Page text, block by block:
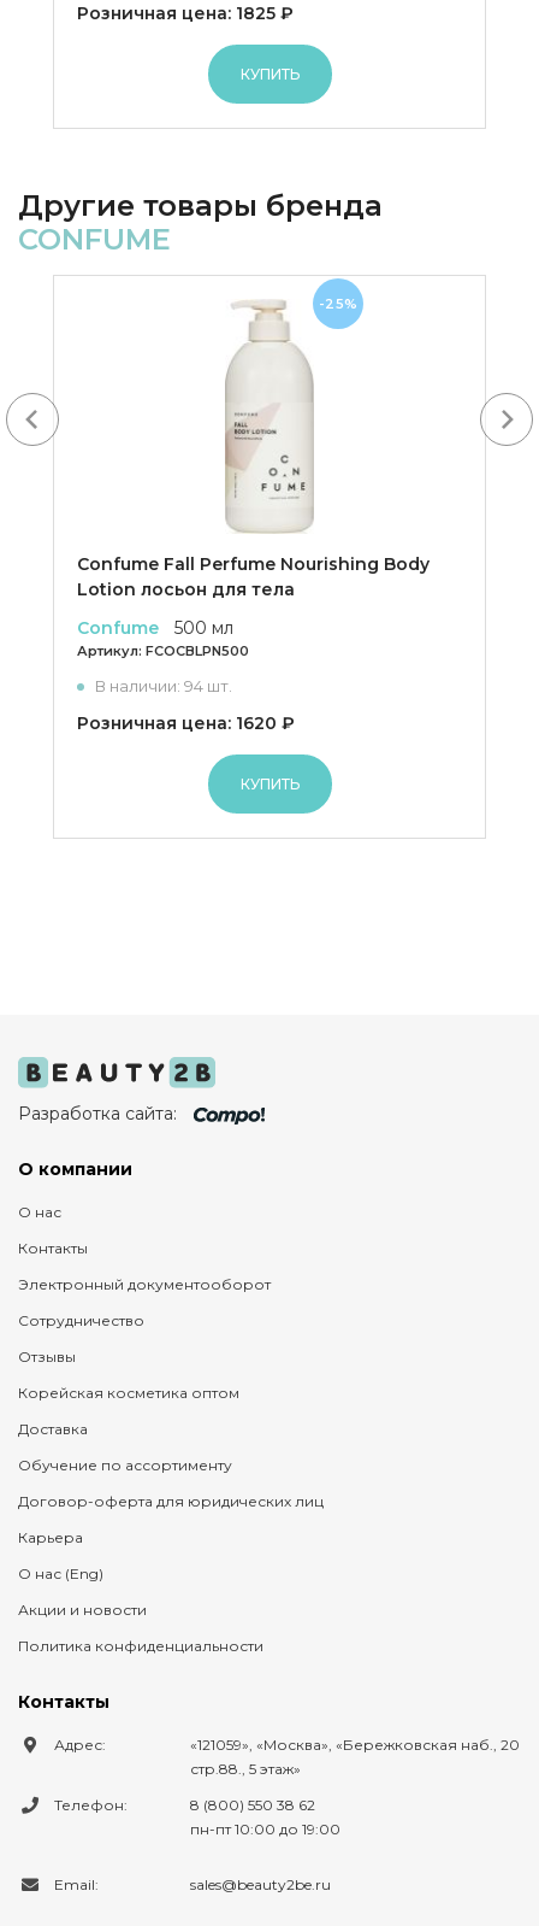
Розничная цена: 1825 ₽
КУПИТЬ
Другие товары бренда
CONFUME
Confume Fall Perfume Nourishing Body
Lotion лосьон для тела
Confume
500 мл
Артикул: FCOCBLPN500
В наличии: 94 шт.
Розничная цена: 1620 ₽
КУПИТЬ
-25%
Разработка сайта:
О компании
О нас
Контакты
Электронный документооборот
Сотрудничество
Отзывы
Корейская косметика оптом
Доставка
Обучение по ассортименту
Договор-оферта для юридических лиц
Карьера
О нас (Eng)
Акции и новости
Политика конфиденциальности
Контакты
Адрес: 121059 , Москва ,
Бережковская наб., 20
стр.88., 5 этаж
Телефон:
8 (800) 550 38 62
пн-пт 10:00 до 19:00
Email: sales@beauty2be.ru